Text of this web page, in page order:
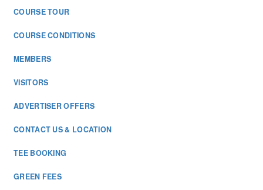
COURSE TOUR
COURSE CONDITIONS
MEMBERS
VISITORS
ADVERTISER OFFERS
CONTACT US & LOCATION
TEE BOOKING
GREEN FEES